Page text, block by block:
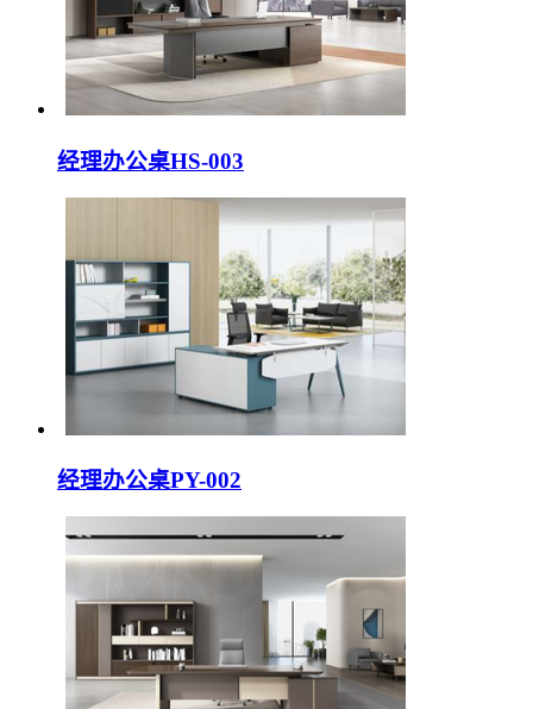
经理办公桌HS-003
经理办公桌PY-002